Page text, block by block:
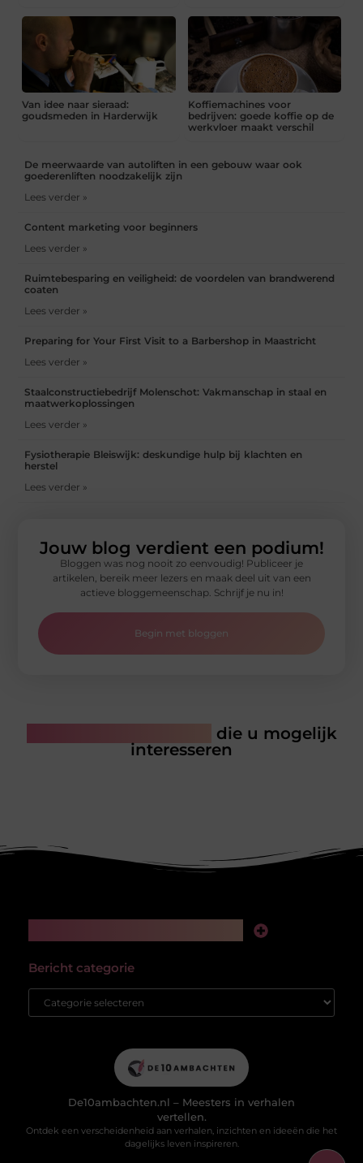
Van idee naar sieraad:
goudsmeden in Harderwijk
Koffiemachines voor
bedrijven: goede koffie op de
werkvloer maakt verschil
De meerwaarde van autoliften in een gebouw waar ook
goederenliften noodzakelijk zijn
Lees verder »
Content marketing voor beginners
Lees verder »
Ruimtebesparing en veiligheid: de voordelen van brandwerend
coaten
Lees verder »
Preparing for Your First Visit to a Barbershop in Maastricht
Lees verder »
Staalconstructiebedrijf Molenschot: Vakmanschap in staal en
maatwerkoplossingen
Lees verder »
Fysiotherapie Bleiswijk: deskundige hulp bij klachten en
herstel
Lees verder »
Jouw blog verdient een podium!
Bloggen was nog nooit zo eenvoudig! Publiceer je
artikelen, bereik meer lezers en maak deel uit van een
actieve bloggemeenschap. Schrijf je nu in!
Begin met bloggen
die u mogelijk
interesseren
Bericht categorie
De10ambachten.nl – Meesters in verhalen
vertellen.
Ontdek een verscheidenheid aan verhalen, inzichten en ideeën die het
dagelijks leven inspireren.